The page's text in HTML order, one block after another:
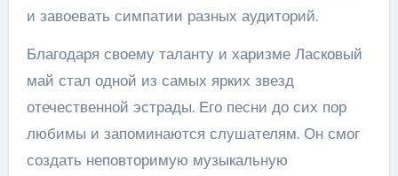
и завоевать симпатии разных аудиторий.
Благодаря своему таланту и харизме Ласковый
май стал одной из самых ярких звезд
отечественной эстрады. Его песни до сих пор
любимы и запоминаются слушателям. Он смог
создать неповторимую музыкальную